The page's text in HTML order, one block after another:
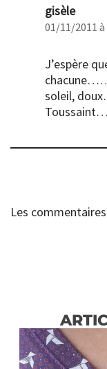
gisèle
01/11/2011
J’espère
soleil,
Les